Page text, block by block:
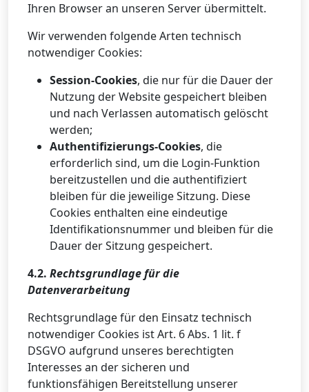
Ihren Browser an unseren Server übermittelt.
Wir verwenden folgende Arten technisch
notwendiger Cookies:
Session-Cookies, die nur für die Dauer der
Nutzung der Website gespeichert bleiben
und nach Verlassen automatisch gelöscht
werden;
Authentifizierungs-Cookies, die
erforderlich sind, um die Login-Funktion
bereitzustellen und die authentifiziert
bleiben für die jeweilige Sitzung. Diese
Cookies enthalten eine eindeutige
Identifikationsnummer und bleiben für die
Dauer der Sitzung gespeichert.
4.2. Rechtsgrundlage für die
Datenverarbeitung
Rechtsgrundlage für den Einsatz technisch
notwendiger Cookies ist Art. 6 Abs. 1 lit. f
DSGVO aufgrund unseres berechtigten
Interesses an der sicheren und
funktionsfähigen Bereitstellung unserer